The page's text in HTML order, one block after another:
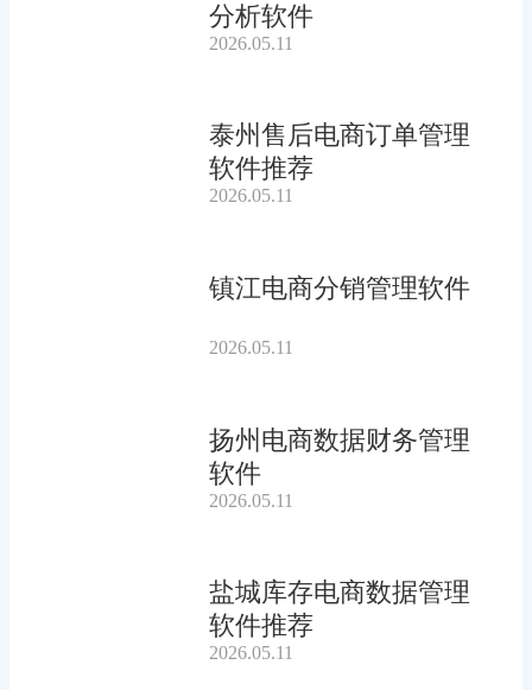
分析软件
2026.05.11
泰州售后电商订单管理
软件推荐
2026.05.11
镇江电商分销管理软件
2026.05.11
扬州电商数据财务管理
软件
2026.05.11
盐城库存电商数据管理
软件推荐
2026.05.11